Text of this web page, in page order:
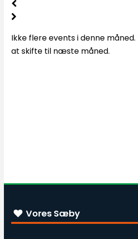
Ikke flere events i denne
at skifte til næste måned.
Vores Sæby